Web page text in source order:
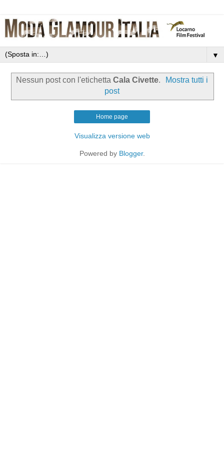
▼
Nessun post con l'etichetta Cala Civette.
Mostra tutti i
post
Home page
Visualizza versione web
Powered by Blogger.